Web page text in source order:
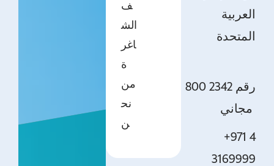
ف
الش
اغر
ة
من
نح
ن
العربية
المتحدة
800 2342 رقم
+971 4
3169999